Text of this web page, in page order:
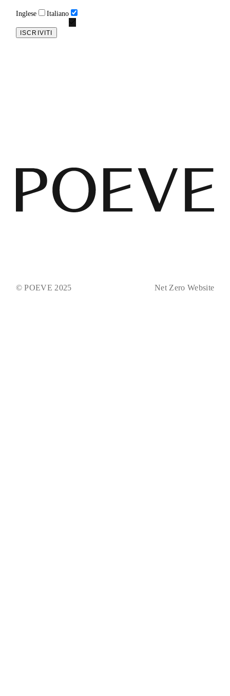
Inglese Italiano
ISCRIVITI
© POEVE 2025 Net Zero Website